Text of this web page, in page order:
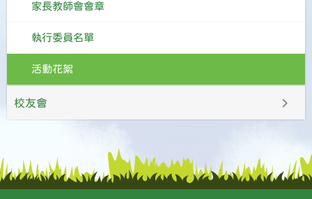
家長教師會會章
執行委員名單
活動花絮
校友會